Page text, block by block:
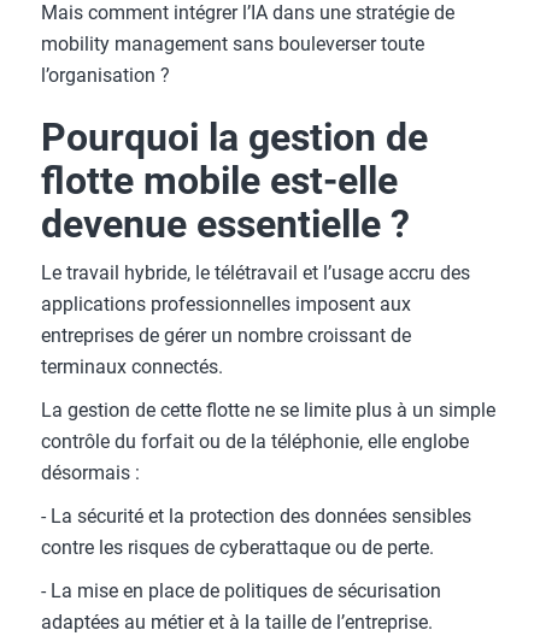
Mais comment intégrer l’IA dans une stratégie de
mobility management sans bouleverser toute
l’organisation ?
Pourquoi la gestion de
flotte mobile est-elle
devenue essentielle ?
Le travail hybride, le télétravail et l’usage accru des
applications professionnelles imposent aux
entreprises de gérer un nombre croissant de
terminaux connectés.
La gestion de cette flotte ne se limite plus à un simple
contrôle du forfait ou de la téléphonie, elle englobe
désormais :
- La sécurité et la protection des données sensibles
contre les risques de cyberattaque ou de perte.
- La mise en place de politiques de sécurisation
adaptées au métier et à la taille de l’entreprise.